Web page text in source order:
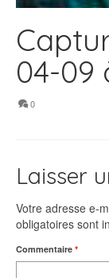
04-09
0
Laisser
Votre adresse e-
obligatoires sont
Commentaire *